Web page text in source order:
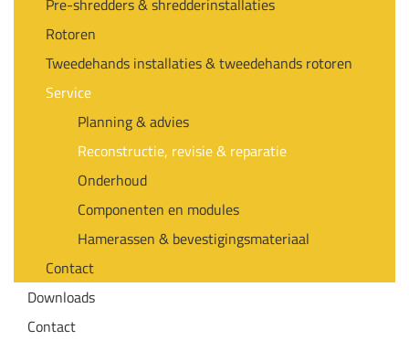
Pre-shredders & shredderinstallaties
Rotoren
Tweedehands installaties & tweedehands rotoren
Service
Planning & advies
Reconstructie, revisie & reparatie
Onderhoud
Componenten en modules
Hamerassen & bevestigingsmateriaal
Contact
Downloads
Contact